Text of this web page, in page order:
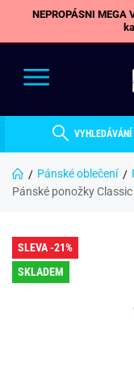
NEPROPÁSNI MEGA
VYHLEDÁVÁNÍ
Pánské oblečení
Pánské ponožky
SLEVA -21%
SKLADEM